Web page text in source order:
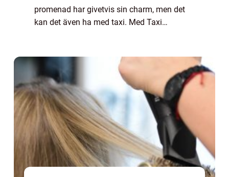
promenad har givetvis sin charm, men det
kan det även ha med taxi. Med Taxi